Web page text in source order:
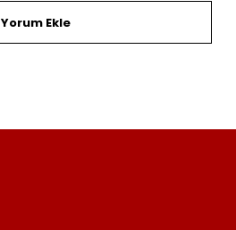
Yorum Ekle